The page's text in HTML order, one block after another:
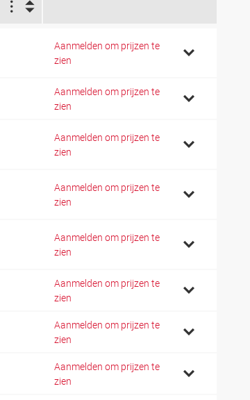
Aanmelden om prijzen te
zien
Aanmelden om prijzen te
zien
Aanmelden om prijzen te
zien
Aanmelden om prijzen te
zien
Aanmelden om prijzen te
zien
Aanmelden om prijzen te
zien
Aanmelden om prijzen te
zien
Aanmelden om prijzen te
zien